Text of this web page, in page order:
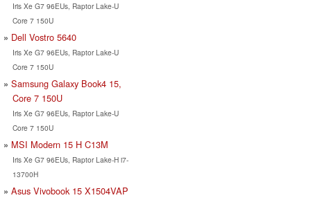
Iris Xe G7 96EUs, Raptor Lake-U
Core 7 150U
Dell Vostro 5640
Iris Xe G7 96EUs, Raptor Lake-U
Core 7 150U
Samsung Galaxy Book4 15,
Core 7 150U
Iris Xe G7 96EUs, Raptor Lake-U
Core 7 150U
MSI Modern 15 H C13M
Iris Xe G7 96EUs, Raptor Lake-H i7-
13700H
Asus Vivobook 15 X1504VAP